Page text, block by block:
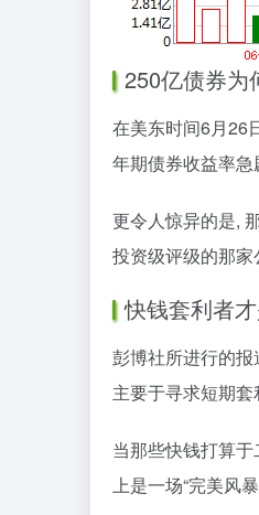
250亿债券为
在美东时间6月26
年期债券收益率
更令人惊异的是,
投资级评级的那
快钱套利者
彭博社所进行的
主要于寻求短期
当那些快钱打算
上是一场“完美风